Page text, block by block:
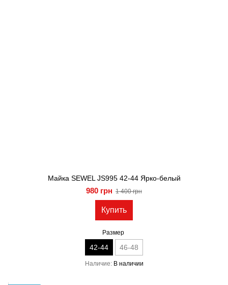
Майка SEWEL JS995 42-44 Ярко-белый
980 грн 1 400 грн
Купить
Размер
42-44 46-48
Наличие В наличии